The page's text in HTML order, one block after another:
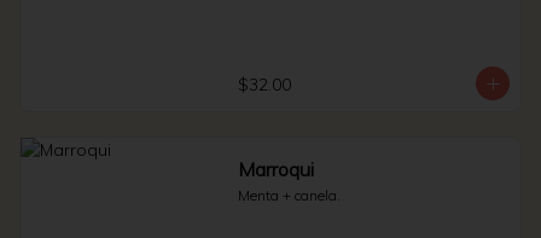
$32.00
Marroqui
Menta + canela.